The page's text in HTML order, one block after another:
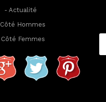
- Actualité
Côté Hommes
Côté Femmes